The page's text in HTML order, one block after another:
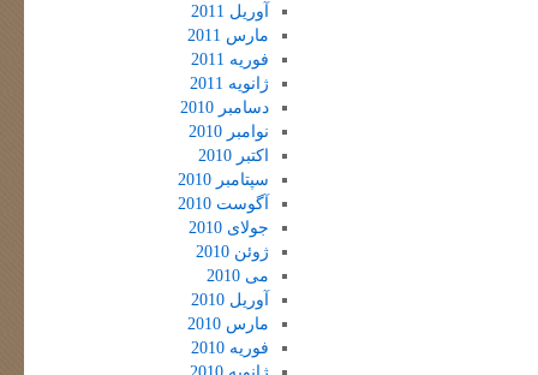
آوریل 2011
مارس 2011
فوریه 2011
ژانویه 2011
دسامبر 2010
نوامبر 2010
اکتبر 2010
سپتامبر 2010
آگوست 2010
جولای 2010
ژوئن 2010
می 2010
آوریل 2010
مارس 2010
فوریه 2010